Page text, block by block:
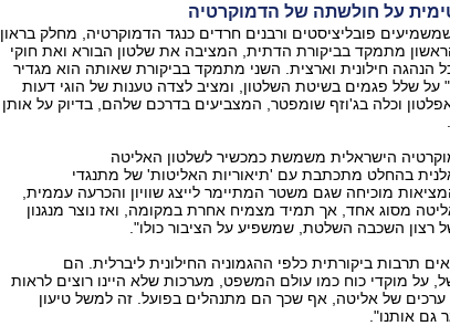
על חולשתה של הדמוקרטיה
פובליציסטים ורבנים חרדים כנגד הדמוקרטיה, מחלק בראון
מתמקד בביקורת הדתית, המציבה את שלטון הבורא ואת חוקי
הנהגה חילונית וארצית. השני מתמקד בביקורת שאותה הוא מגדיר
על שלל פגמים בשיטת השלטון, ומציב לצדה טענות של הוגי דעות
וכלה בג'וזף שומפטר, המצביעים בדרכם שלהם, בדיוק על אותן
הישראלית משמשת כמכשיר לשלטון האליטה
בהחלט מתכתבת עם 'תיאוריות האליטות' של מתנגדי
מוכיחה שגם משטר המתיימר לייצג שוויון והכרעה עממית,
מסוג אחד, אך תמיד מצמיח אחרת במקומה, ואז נוצר מנגנון
רצון השכבה השלטת, שמשפיע על הציבור כולו".
תרבות ביקורתית כלפי ההגמוניה החילונית ליברלית. הם
על מוקדי כוח כמו עולם המשפט, מערכות שלא היינו רוצים לראות
של אליטה, אף שכך הם מתנהלים בפועל. זה למשל טיעון
גם אותנו".